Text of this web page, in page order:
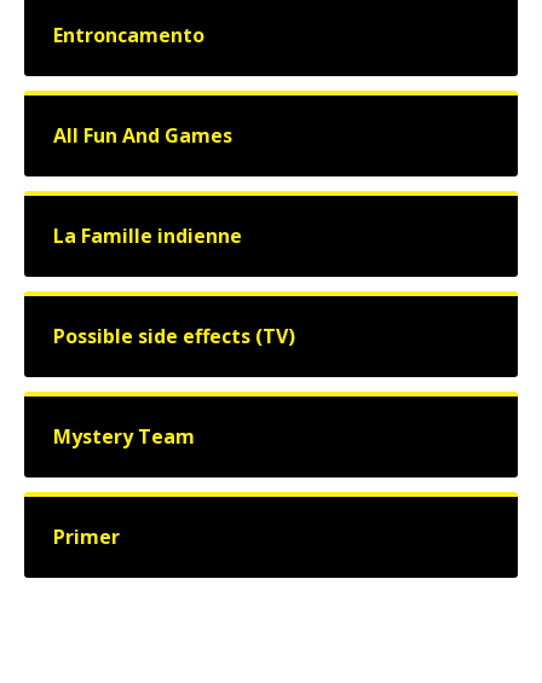
Entroncamento
All Fun And Games
La Famille indienne
Possible side effects (TV)
Mystery Team
Primer